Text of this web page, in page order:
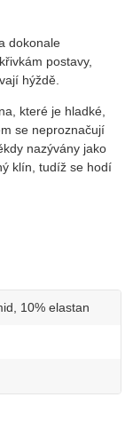
dokonale
postavy,
hýždě.
které je hladké,
se neproznačují
nazývány jako
klín, tudíž se hodí
10% elastan